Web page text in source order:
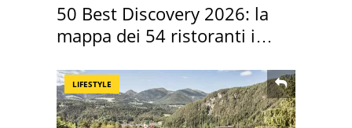
50 Best Discovery 2026: la
mappa dei 54 ristoranti in
LIFESTYLE